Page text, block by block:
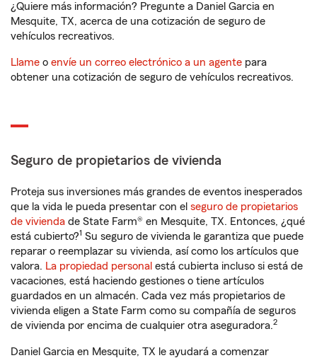
¿Quiere más información? Pregunte a Daniel Garcia en
Mesquite, TX, acerca de una cotización de seguro de
vehículos recreativos.
Llame o envíe un correo electrónico a un agente para
obtener una cotización de seguro de vehículos recreativos.
Seguro de propietarios de vivienda
Proteja sus inversiones más grandes de eventos inesperados
que la vida le pueda presentar con el seguro de propietarios
de vivienda de State Farm® en Mesquite, TX. Entonces, ¿qué
está cubierto?1 Su seguro de vivienda le garantiza que puede
reparar o reemplazar su vivienda, así como los artículos que
valora. La propiedad personal está cubierta incluso si está de
vacaciones, está haciendo gestiones o tiene artículos
guardados en un almacén. Cada vez más propietarios de
vivienda eligen a State Farm como su compañía de seguros
de vivienda por encima de cualquier otra aseguradora.2
Daniel Garcia en Mesquite, TX le ayudará a comenzar